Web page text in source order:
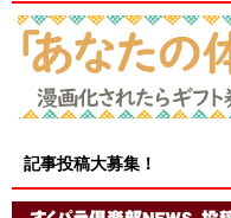
記事投稿大募集！